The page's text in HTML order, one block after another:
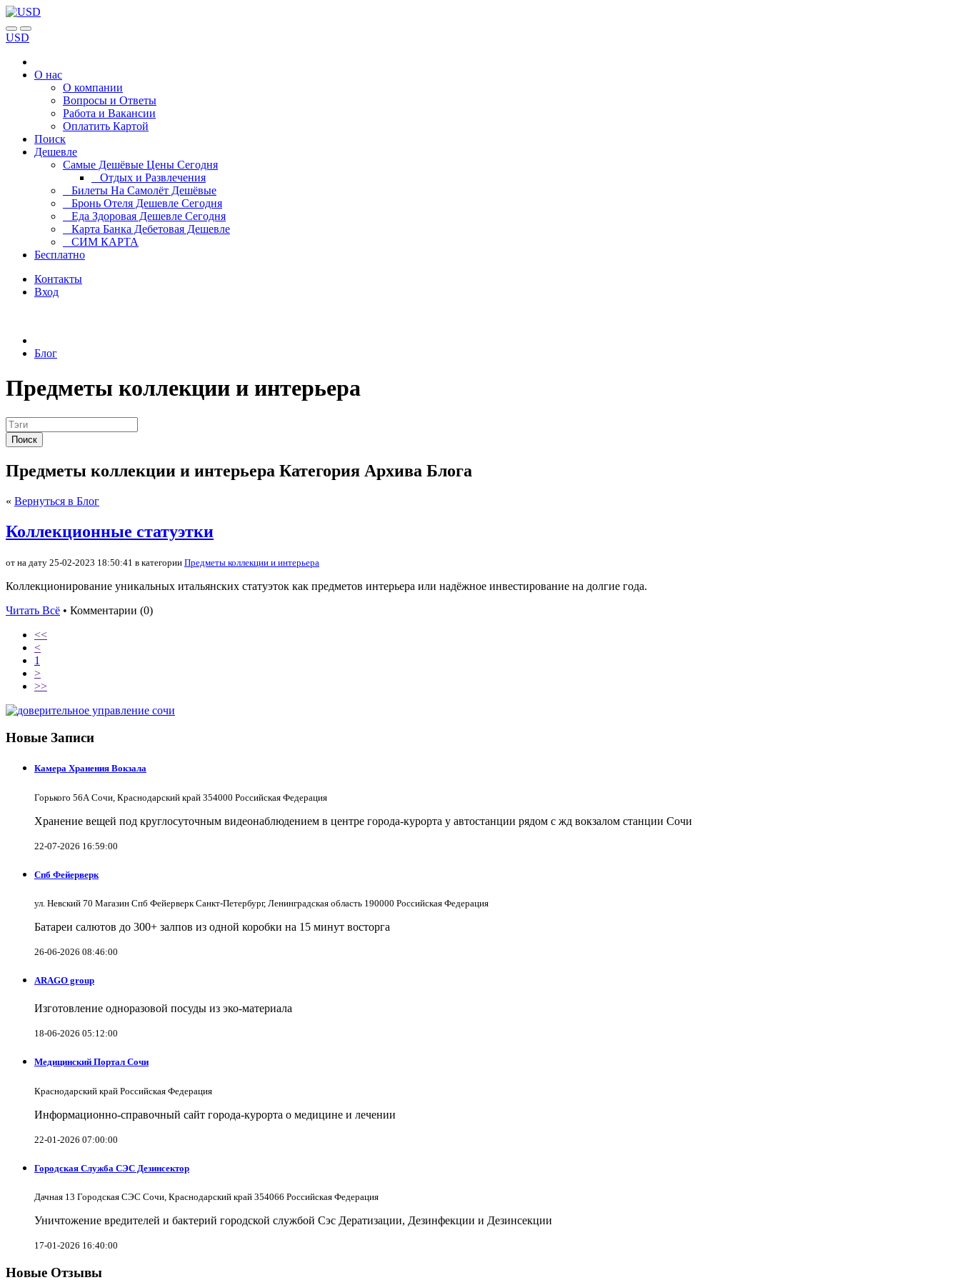
USD
О нас
О компании
Вопросы и Ответы
Работа и Вакансии
Оплатить Картой
Поиск
Дешевле
Самые Дешёвые Цены Сегодня
Отдых и Развлечения
Билеты На Самолёт Дешёвые
Бронь Отеля Дешевле Сегодня
Еда Здоровая Дешевле Сегодня
Карта Банка Дебетовая Дешевле
СИМ КАРТА
Бесплатно
Контакты
Вход
Блог
Предметы коллекции и интерьера
Поиск
Предметы коллекции и интерьера Категория Архива Блога
« Вернуться в Блог
Коллекционные статуэтки
от на дату 25-02-2023 18:50:41 в категории Предметы коллекции и интерьера
Коллекционирование уникальных итальянских статуэток как предметов интерьера или надёжное инвестирование на долгие года.
Читать Всё • Комментарии (0)
<<
<
1
>
>>
Новые Записи
Камера Хранения Вокзала
Горького 56А Сочи, Краснодарский край 354000 Российская Федерация
Хранение вещей под круглосуточным видеонаблюдением в центре города-курорта у автостанции рядом с жд вокзалом станции Сочи
22-07-2026 16:59:00
Спб Фейерверк
ул. Невский 70 Магазин Спб Фейерверк Санкт-Петербург, Ленинградская область 190000 Российская Федерация
Батареи салютов до 300+ залпов из одной коробки на 15 минут восторга
26-06-2026 08:46:00
ARAGO group
Изготовление одноразовой посуды из эко-материала
18-06-2026 05:12:00
Медицинский Портал Сочи
Краснодарский край Российская Федерация
Информационно-справочный сайт города-курорта о медицине и лечении
22-01-2026 07:00:00
Городская Служба СЭС Дезинсектор
Дачная 13 Городская СЭС Сочи, Краснодарский край 354066 Российская Федерация
Уничтожение вредителей и бактерий городской службой Сэс Дератизации, Дезинфекции и Дезинсекции
17-01-2026 16:40:00
Новые Отзывы